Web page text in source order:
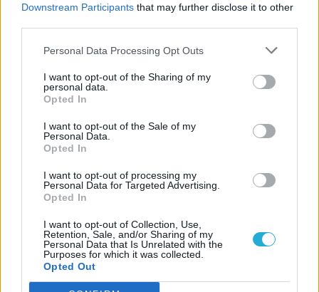
Downstream Participants that may further disclose it to other
Personal Data Processing Opt Outs
I want to opt-out of the Sharing of my
personal data.
Opted In
I want to opt-out of the Sale of my
Personal Data.
Opted In
I want to opt-out of processing my
Personal Data for Targeted Advertising.
Opted In
I want to opt-out of Collection, Use,
Retention, Sale, and/or Sharing of my
Personal Data that Is Unrelated with the
Purposes for which it was collected.
Opted Out
Ha felkeltette az érdeklődésedet az SZTFH
podcastje, akkor ne habozz meghallgatni
podcast platformokon, vagy látogasd meg
hivatalos gyűjtőoldalukat
naprakész legyél a legfontosabb
kiberbiztonsági témákban.
A podcast a Hatóság csupán egyik eszköze
annak érdekében, hogy szemléletformáló
tevékenysége minél hatásosabb és
célravezetőbb legyen. Szakértői
rendszeresen tartanak kiberbiztonsági
tájékoztató és tudatosító előadásokat,